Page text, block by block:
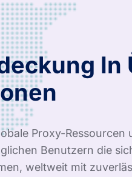
In
Proxy-Ressourcen
Benutzern die
weltweit mit